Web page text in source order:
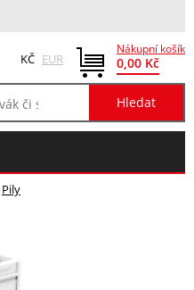
Nákupní košík
0,00 Kč
KČ EUR
Pily